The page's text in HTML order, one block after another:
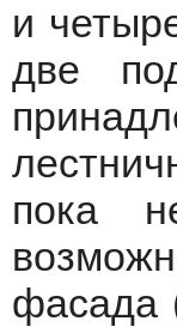
и
две
пока
фасада